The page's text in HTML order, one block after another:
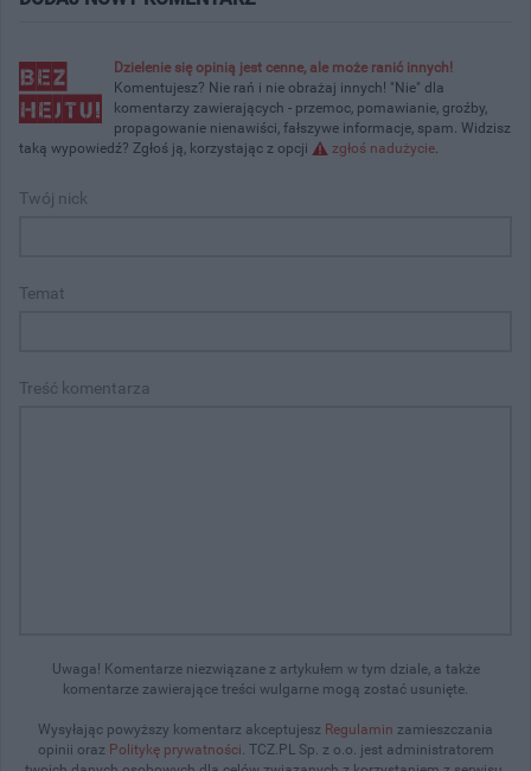
Dzielenie się opinią jest cenne, ale może ranić innych!
Komentujesz? Nie rań i nie obrażaj innych! "Nie" dla
komentarzy zawierających - przemoc, pomawianie, groźby,
propagowanie nienawiści, fałszywe informacje, spam. Widzisz
taką wypowiedź? Zgłoś ją, korzystając z opcji
zgłoś nadużycie.
Twój nick
Temat
Treść komentarza
Uwaga! Komentarze niezwiązane z artykułem w tym dziale, a także
komentarze zawierające treści wulgarne mogą zostać usunięte.
Wysyłając powyższy komentarz akceptujesz Regulamin zamieszczania
opinii oraz Politykę prywatności. TCZ.PL Sp. z o.o. jest administratorem